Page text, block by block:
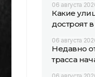
06 августа
Какие
достроят
06 августа
Недавно
трасса